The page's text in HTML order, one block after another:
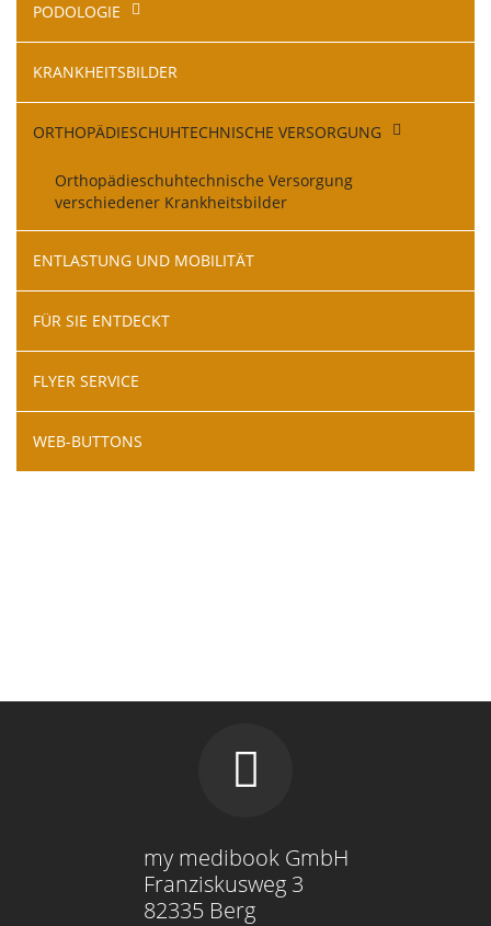
PODOLOGIE
KRANKHEITSBILDER
ORTHOPÄDIESCHUHTECHNISCHE VERSORGUNG
Orthopädieschuhtechnische Versorgung
verschiedener Krankheitsbilder
ENTLASTUNG UND MOBILITÄT
FÜR SIE ENTDECKT
FLYER SERVICE
WEB-BUTTONS
my medibook GmbH
Franziskusweg 3
82335 Berg